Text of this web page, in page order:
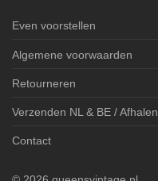
Even voorstellen
Algemene voorwaarden
Retourneren
Verzenden NL & BE / Afhalen
Contact